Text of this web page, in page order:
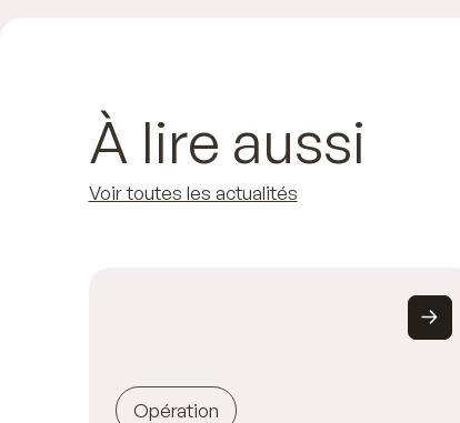
À lire aussi
Voir toutes les actualités
Opération